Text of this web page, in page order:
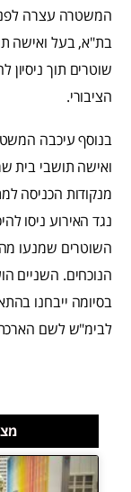
המשטרה עצרה
בת"א, בעל ואישה
שוטרים תוך
הציבורי.
ואישה תושבי בית
מנקודות הכניסה
נגד האירוע ניסו
השוטרים שמנעו
הנוכחים. השניים
בסיומה ייבחנו
לבימ"ש לשם